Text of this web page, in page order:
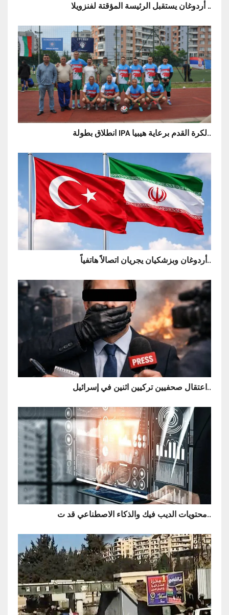
أردوغان يستقبل الرئيسة المؤقتة لفنزويلا ..
انطلاق بطولة IPA لكرة القدم برعاية هيبيا..
أردوغان وبزشكيان يجريان اتصالاً هاتفياً..
اعتقال صحفيين تركيين اثنين في إسرائيل..
محتويات الديب فيك والذكاء الاصطناعي قد ت..